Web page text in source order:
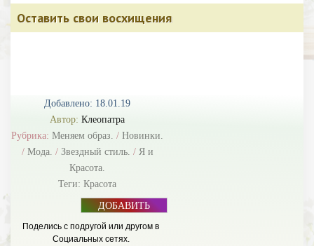
Добавлено: 18.01.19
Автор: Клеопатра
Рубрика: Меняем образ. / Новинки.
/ Мода. / Звездный стиль. / Я и
Красота.
Теги: Красота
ДОБАВИТЬ
Поделись с подругой или другом в
Социальных сетях.
Оставить свои восхищения